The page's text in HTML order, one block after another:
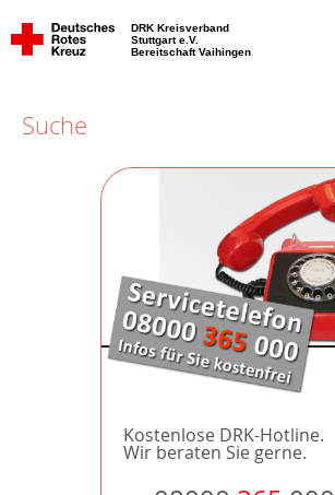
DRK Kreisverband
Stuttgart e.V.
Bereitschaft Vaihingen
Suche
Kostenlose DRK-Hotline.
Wir beraten Sie gerne.